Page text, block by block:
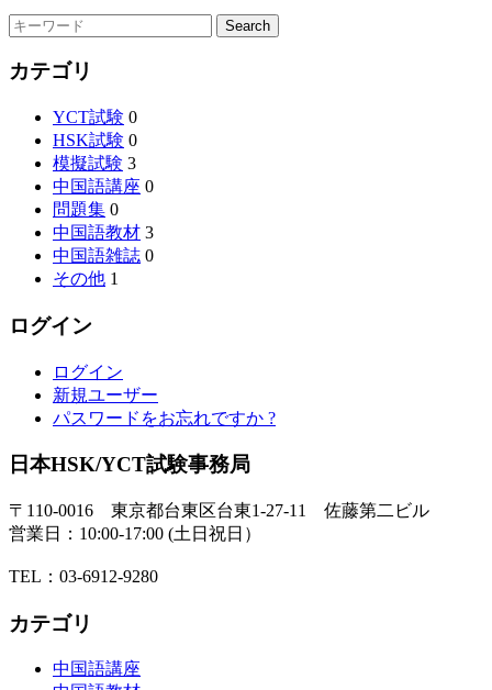
カテゴリ
YCT試験 0
HSK試験 0
模擬試験 3
中国語講座 0
問題集 0
中国語教材 3
中国語雑誌 0
その他 1
ログイン
ログイン
新規ユーザー
パスワードをお忘れですか ?
日本HSK/YCT試験事務局
〒110-0016 東京都台東区台東1-27-11 佐藤第二ビル
営業日：10:00-17:00 (土日祝日）
TEL：03-6912-9280
カテゴリ
中国語講座